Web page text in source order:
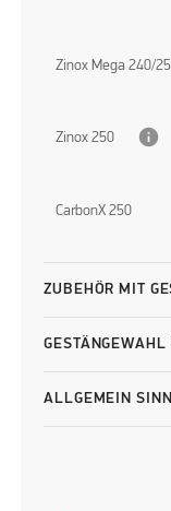
Zinox Mega 240/
Zinox 250 info
CarbonX 250
ZUBEHÖR MIT
ALLGEMEIN